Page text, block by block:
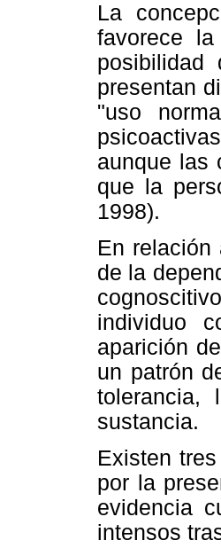
La
favorece
posibilidad
presentan
"uso
aunque las
que la
1998).
En relación
de la
individuo
aparición
un patrón
tolerancia,
sustancia.
Existen
por la
evidencia
intensos